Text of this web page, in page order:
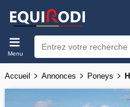
Menu
Accueil Annonces Poneys